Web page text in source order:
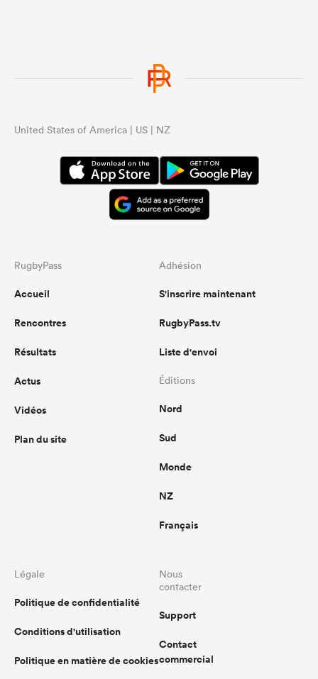
United States of America | US | NZ
RugbyPass
Accueil
Rencontres
Résultats
Actus
Vidéos
Plan du site
Adhésion
S'inscrire maintenant
RugbyPass.tv
Liste d'envoi
Éditions
Nord
Sud
Monde
NZ
Français
Légale
Politique de confidentialité
Conditions d'utilisation
Politique en matière de cookies
Nous
contacter
Support
Contact
commercial